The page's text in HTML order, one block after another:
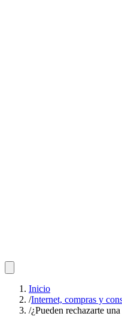
Inicio
/Internet, compras y
/¿Pueden rechazarte